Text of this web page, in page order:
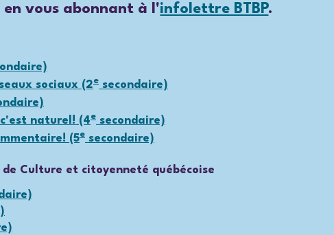
en vous abonnant à l'infolettre BTBP.
sociaux (2e secondaire)
naturel! (4e secondaire)
(5e secondaire)
Culture et citoyenneté québécoise